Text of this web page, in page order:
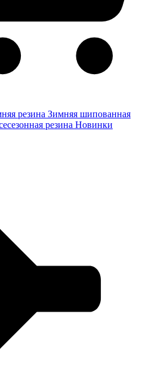
резина Зимняя шипованная
резина Новинки